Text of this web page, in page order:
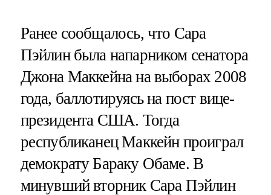
Ранее сообщалось, что Сара
Пэйлин была напарником сенатора
Джона Маккейна на выборах 2008
года, баллотируясь на пост вице-
президента США. Тогда
республиканец Маккейн проиграл
демократу Бараку Обаме. В
минувший вторник Сара Пэйлин